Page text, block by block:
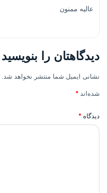
عالیه ممنون
دیدگاهتان را بنویسید
نشانی ایمیل شما منتشر نخواهد شد.
شده‌اند *
دیدگاه *